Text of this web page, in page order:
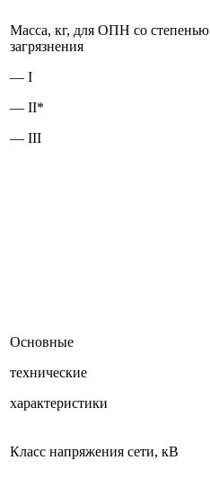
Масса, кг, для ОПН со степенью
загрязнения
— I
— II*
— III
Основные
технические
характеристики
Класс напряжения сети, кВ